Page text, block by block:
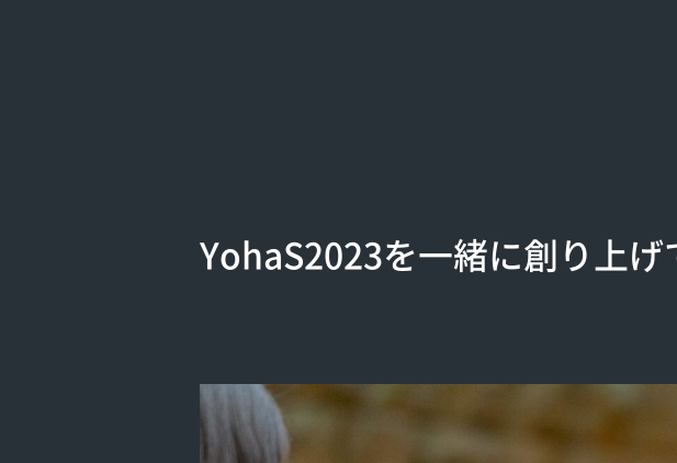
YohaS2023を一緒に創り上